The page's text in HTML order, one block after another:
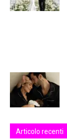
Articolo recenti